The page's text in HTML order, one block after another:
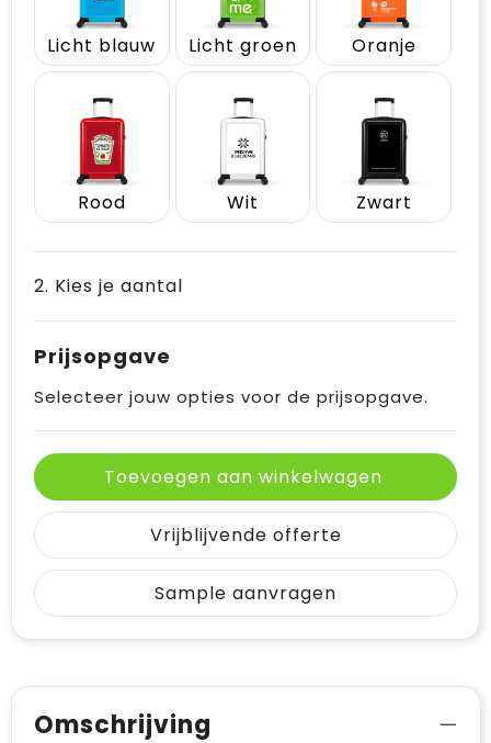
Licht blauw Licht groen Oranje
Rood Wit Zwart
2. Kies je aantal
Prijsopgave
Selecteer jouw opties voor de prijsopgave.
Toevoegen aan winkelwagen
Vrijblijvende offerte
Sample aanvragen
Omschrijving